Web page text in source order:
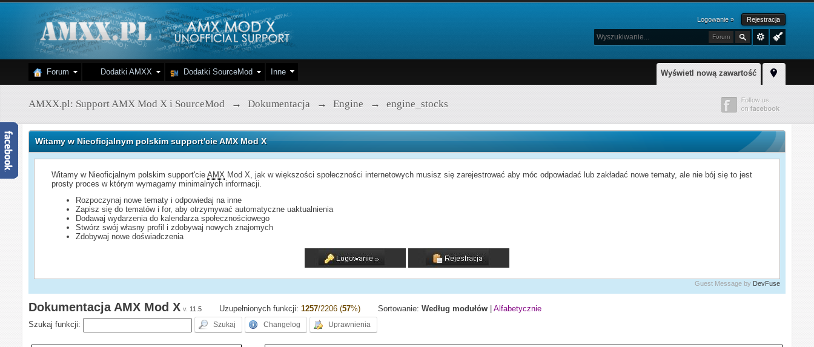
Logowanie » Rejestracja
Forum
Wyświetl nową zawartość
Forum Dodatki AMXX Dodatki SourceMod Inne
AMXX.pl: Support AMX Mod X i SourceMod → Dokumentacja → Engine → engine_stocks
Witamy w Nieoficjalnym polskim support'cie AMX Mod X
Witamy w Nieoficjalnym polskim support'cieAMX Mod X, jak w większości społeczności internetowych musisz się zarejestrować aby móc odpowiadać lub zakładać nowe tematy, ale nie bój się to jest
prosty proces w którym wymagamy minimalnych informacji.
Rozpoczynaj nowe tematy i odpowiedaj na inne
Zapisz się do tematów i for, aby otrzymywać automatyczne uaktualnienia
Dodawaj wydarzenia do kalendarza społecznościowego
Stwórz swój własny profil i zdobywaj nowych znajomych
Zdobywaj nowe doświadczenia
Guest Message by DevFuse
Dokumentacja AMX Mod X v. 11.5 Uzupełnionych funkcji:1257/2206 (57%) Sortowanie:Według modułów |Alfabetycznie
Szukaj funkcji: